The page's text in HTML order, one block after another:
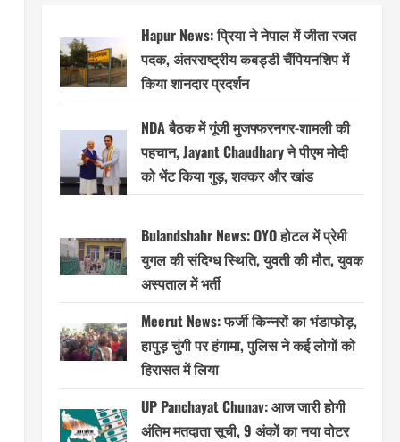
Hapur News: प्रिया ने नेपाल में जीता रजत
पदक, अंतरराष्ट्रीय कबड्डी चैंपियनशिप में
किया शानदार प्रदर्शन
NDA बैठक में गूंजी मुजफ्फरनगर-शामली की
पहचान, Jayant Chaudhary ने पीएम मोदी
को भेंट किया गुड़, शक्कर और खांड
Bulandshahr News: OYO होटल में प्रेमी
युगल की संदिग्ध स्थिति, युवती की मौत, युवक
अस्पताल में भर्ती
Meerut News: फर्जी किन्नरों का भंडाफोड़,
हापुड़ चुंगी पर हंगामा, पुलिस ने कई लोगों को
हिरासत में लिया
UP Panchayat Chunav: आज जारी होगी
अंतिम मतदाता सूची, 9 अंकों का नया वोटर